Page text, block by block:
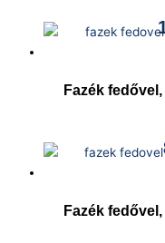
Fazék
Fazék